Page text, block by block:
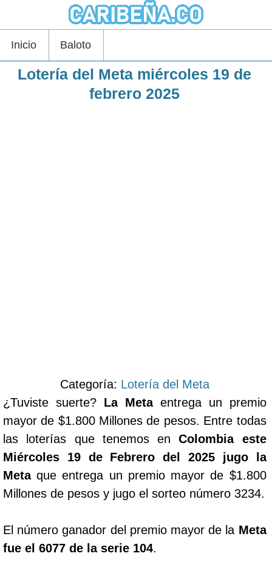
Inicio Baloto
Lotería del Meta miércoles 19 de
febrero 2025
Categoría: Lotería del Meta
¿Tuviste suerte? La Metaentrega un premio
mayor de $1.800 Millones de pesos. Entre todas
las loterías que tenemos enColombia este
Miércoles 19 de Febrero del 2025 jugo la
Metaque entrega un premio mayor de $1.800
Millones de pesos y jugo el sorteo número 3234.
El número ganador del premio mayor de la Meta
fue el 6077 de la serie 104.